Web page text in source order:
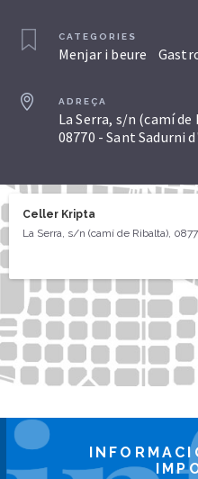
CATEGORIES
Menjar i beure
ADREÇA
La Serra, s/n (camí
08770 - Sant Sadurni
Celler Kripta
La Serra, s/n (camí de Ribalta),